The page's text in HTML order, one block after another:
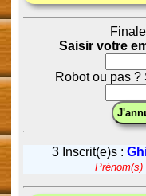
Saisir votre
Robot ou pas ?
3 Inscrit(e)s :
Prénom(s)